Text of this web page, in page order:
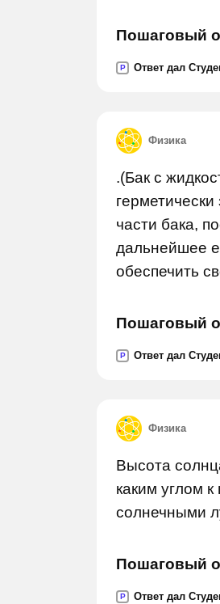
Пошаговый
P Ответ дал
Физика
.(Бак с
части бака,
дальнейшее
обеспечить
Пошаговый
P Ответ дал
Физика
Высота
каким углом
солнечными
Пошаговый
P Ответ дал